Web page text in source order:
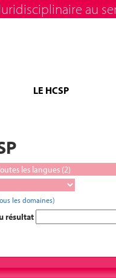
au
LE HCSP
les domaines)
résultat